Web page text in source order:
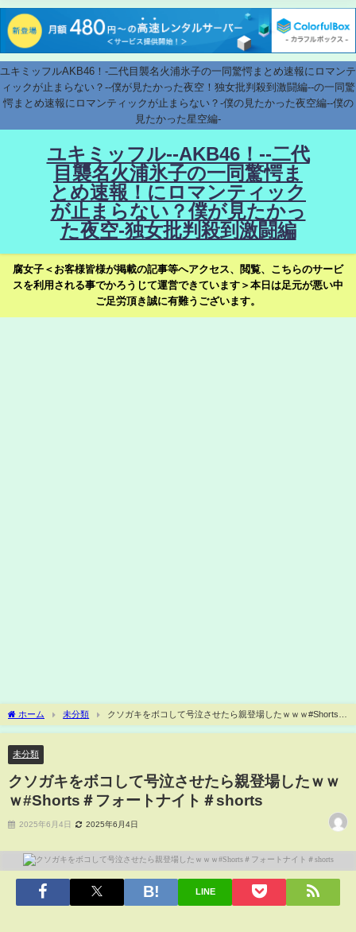
ユキミッフルAKB46！-二代目襲名火浦氷子の一同驚愕まとめ速報にロマンテ
ィックが止まらない？--僕が見たかった夜空！独女批判殺到激闘編--の一同驚
愕まとめ速報にロマンティックが止まらない？-僕の見たかった夜空編--僕の
見たかった星空編-
ユキミッフル--AKB46！--二代
目襲名火浦氷子の一同驚愕ま
とめ速報！にロマンティック
が止まらない？僕が見たかっ
た夜空-独女批判殺到激闘編
腐女子＜お客様皆様が掲載の記事等へアクセス、閲覧、こちらのサービ
スを利用される事でかろうじて運営できています＞本日は足元が悪い中
ご足労頂き誠に有難うございます。
ホーム 未分類
クソガキをボコして号泣させたら親登場したｗｗｗ#Shorts＃
フォートナイト＃shorts
未分類
クソガキをボコして号泣させたら親登場したｗｗ
ｗ#Shorts＃フォートナイト＃shorts
2025年6月4日 2025年6月4日
LINE